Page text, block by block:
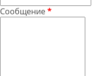
Сообщение*